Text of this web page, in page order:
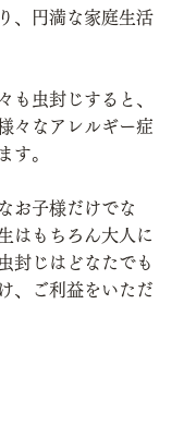
、円満な家庭生活
も虫封じすると、
々なアレルギー症
す。
お子様だけでな
はもちろん大人に
封じはどなたでも
、ご利益をいただ